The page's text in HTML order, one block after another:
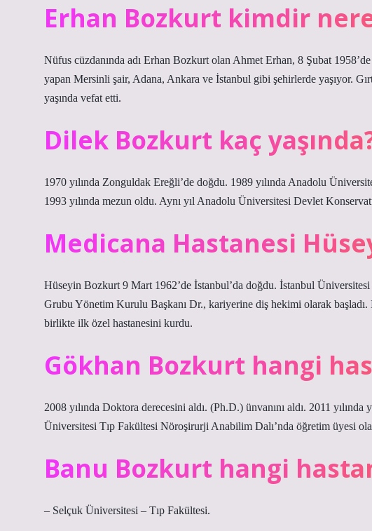
Erhan Bozkurt kimdir
Nüfus cüzdanında adı Erhan Bozkurt olan Ahmet Erhan, 8 Şubat
yapan Mersinli şair, Adana, Ankara ve İstanbul gibi şehirlerde yaşıyor.
yaşında vefat etti.
Dilek Bozkurt kaç
1970 yılında Zonguldak Ereğli’de doğdu. 1989 yılında Anadolu
1993 yılında mezun oldu. Aynı yıl Anadolu Üniversitesi Devlet
Medicana Hastanesi
Hüseyin Bozkurt 9 Mart 1962’de İstanbul’da doğdu. İstanbul
Grubu Yönetim Kurulu Başkanı Dr., kariyerine diş hekimi olarak
birlikte ilk özel hastanesini kurdu.
Gökhan Bozkurt hangi
2008 yılında Doktora derecesini aldı. (Ph.D.) ünvanını aldı. 2011
Üniversitesi Tıp Fakültesi Nöroşirurji Anabilim Dalı’nda öğretim üyesi
Banu Bozkurt hangi
– Selçuk Üniversitesi – Tıp Fakültesi.